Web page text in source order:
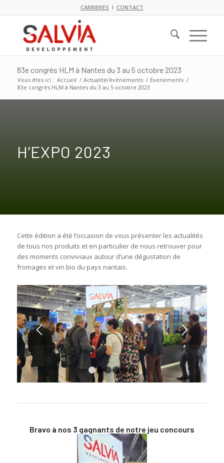
CARRIERES I CONTACT
83e congrès HLM à Nantes du 3 au 5 octobre 2023
Vous êtes ici : Accueil / Actualité/évènements / Evenements /
83e congrès HLM à Nantes du 3 au 5 octobre 2023
H’EXPO 2023
Cette édition a été l’occasion de vous présenter les actualités
de tous nos produits et en particulier de nous retrouver pour
des moments conviviaux autour d’une dégustation de
fromages et vin bio du pays nantais.
1 2 3 4 5 6
Bravo à nos 3 gagnants de notre jeu concours